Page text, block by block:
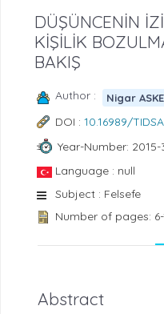
DÜŞÜNCENİN
KİŞİLİK
BAKIŞ
Author : Nigar
DOI : 10.16989/
Year-Number: 2015-
Language : null
Subject : Felsefe
Number of pages: 6-
Abstract